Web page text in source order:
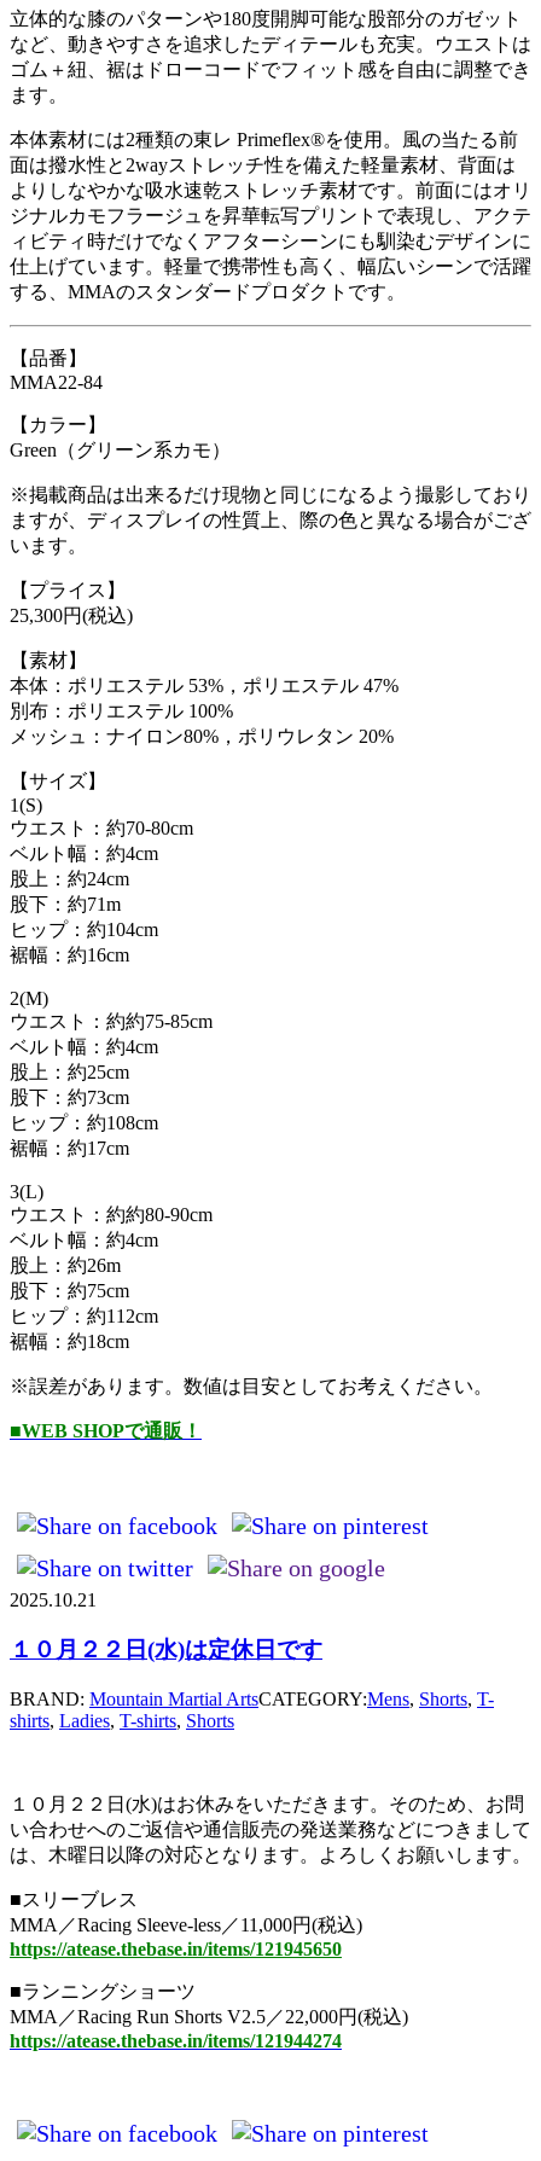
立体的な膝のパターンや180度開脚可能な股部分のガゼット
など、動きやすさを追求したディテールも充実。ウエストは
ゴム＋紐、裾はドローコードでフィット感を自由に調整でき
ます。
本体素材には2種類の東レ Primeflex®を使用。風の当たる前
面は撥水性と2wayストレッチ性を備えた軽量素材、背面は
よりしなやかな吸水速乾ストレッチ素材です。前面にはオリ
ジナルカモフラージュを昇華転写プリントで表現し、アクテ
ィビティ時だけでなくアフターシーンにも馴染むデザインに
仕上げています。軽量で携帯性も高く、幅広いシーンで活躍
する、MMAのスタンダードプロダクトです。
【品番】
MMA22-84
【カラー】
Green（グリーン系カモ）
※掲載商品は出来るだけ現物と同じになるよう撮影しており
ますが、ディスプレイの性質上、際の色と異なる場合がござ
います。
【プライス】
25,300円(税込)
【素材】
本体：ポリエステル 53%，ポリエステル 47%
別布：ポリエステル 100%
メッシュ：ナイロン80%，ポリウレタン 20%
【サイズ】
1(S)
ウエスト：約70-80cm
ベルト幅：約4cm
股上：約24cm
股下：約71m
ヒップ：約104cm
裾幅：約16cm
2(M)
ウエスト：約約75-85cm
ベルト幅：約4cm
股上：約25cm
股下：約73cm
ヒップ：約108cm
裾幅：約17cm
3(L)
ウエスト：約約80-90cm
ベルト幅：約4cm
股上：約26m
股下：約75cm
ヒップ：約112cm
裾幅：約18cm
※誤差があります。数値は目安としてお考えください。
■WEB SHOPで通販！
2025.10.21
１０月２２日(水)は定休日です
BRAND: Mountain Martial ArtsCATEGORY:Mens, Shorts, T-
shirts, Ladies, T-shirts, Shorts
１０月２２日(水)はお休みをいただきます。そのため、お問
い合わせへのご返信や通信販売の発送業務などにつきまして
は、木曜日以降の対応となります。よろしくお願いします。
■スリーブレス
MMA／Racing Sleeve-less／11,000円(税込)
https://atease.thebase.in/items/121945650
■ランニングショーツ
MMA／Racing Run Shorts V2.5／22,000円(税込)
https://atease.thebase.in/items/121944274